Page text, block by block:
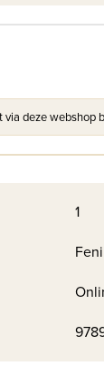
deze webshop
1